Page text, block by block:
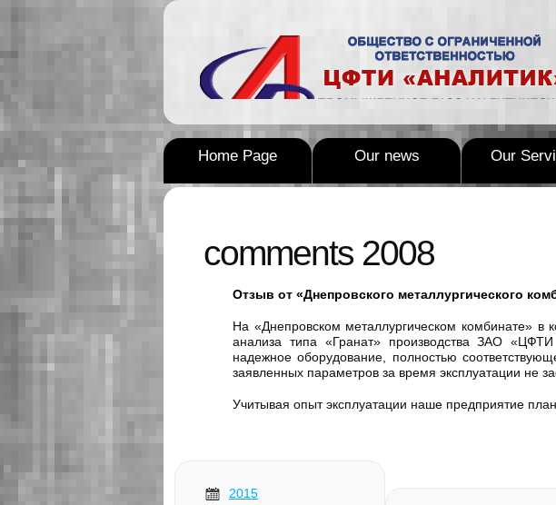
Home Page Our news Our
comments 2008
Отзыв от «Днепровского металлургического
На «Днепровском металлургическом комбинате» в
анализа типа «Гранат» производства ЗАО
надежное оборудование, полностью
заявленных параметров за время эксплуатации не
Учитывая опыт эксплуатации наше предприятие
2015